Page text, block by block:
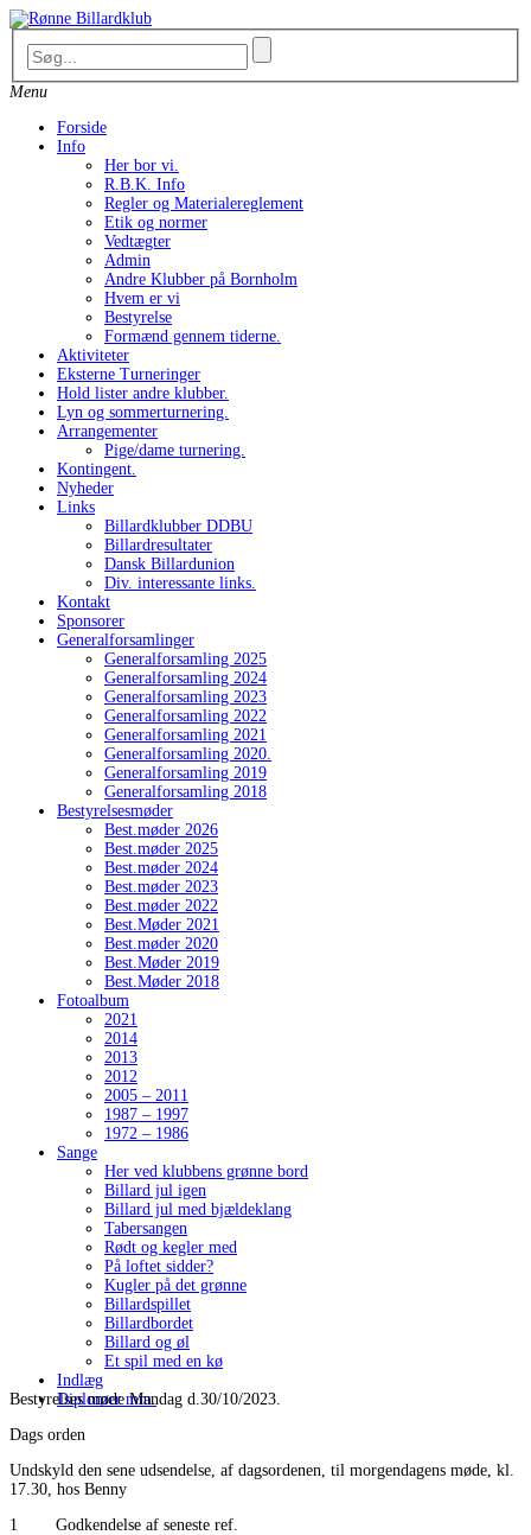
Skip
to
content
Menu
Forside
Info
Her bor vi.
R.B.K. Info
Regler og Materialereglement
Etik og normer
Vedtægter
Admin
Andre Klubber på Bornholm
Hvem er vi
Bestyrelse
Formænd gennem tiderne.
Aktiviteter
Eksterne Turneringer
Hold lister andre klubber.
Lyn og sommerturnering.
Arrangementer
Pige/dame turnering.
Kontingent.
Nyheder
Links
Billardklubber DDBU
Billardresultater
Dansk Billardunion
Div. interessante links.
Kontakt
Sponsorer
Generalforsamlinger
Generalforsamling 2025
Generalforsamling 2024
Generalforsamling 2023
Generalforsamling 2022
Generalforsamling 2021
Generalforsamling 2020.
Generalforsamling 2019
Generalforsamling 2018
Bestyrelsesmøder
Best.møder 2026
Best.møder 2025
Best.møder 2024
Best.møder 2023
Best.møder 2022
Best.Møder 2021
Best.møder 2020
Best.Møder 2019
Best.Møder 2018
Fotoalbum
2021
2014
2013
2012
2005 – 2011
1987 – 1997
1972 – 1986
Sange
Her ved klubbens grønne bord
Billard jul igen
Billard jul med bjældeklang
Tabersangen
Rødt og kegler med
På loftet sidder?
Kugler på det grønne
Billardspillet
Billardbordet
Billard og øl
Et spil med en kø
Indlæg
Diplomer mm.
Bestyrelses møde Mandag d.30/10/2023.
Dags orden
Undskyld den sene udsendelse, af dagsordenen, til morgendagens møde, kl.
17.30, hos Benny
1 Godkendelse af seneste ref.